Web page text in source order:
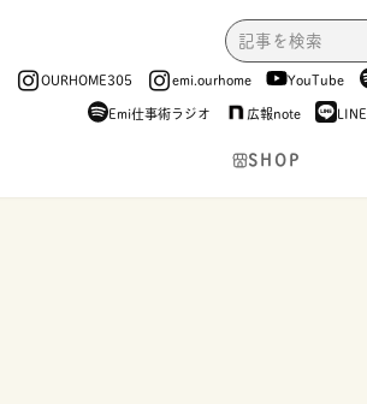
OURHOME305 emi.ourhome YouTube
Emi仕事術ラジオ
広報note LINE
SHOP